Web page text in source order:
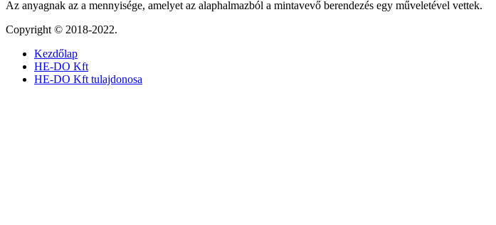
Az anyagnak az a mennyisége, amelyet az alaphalmazból a mintavevő berendezés egy műveletével vettek.
Copyright © 2018-2022.
Kezdőlap
HE-DO Kft
HE-DO Kft tulajdonosa